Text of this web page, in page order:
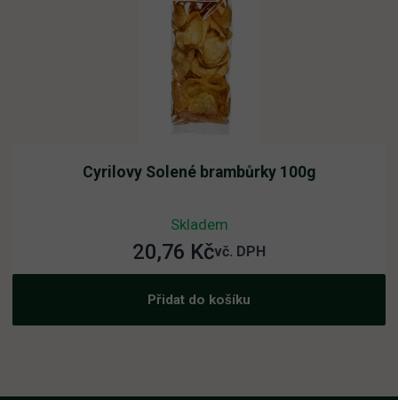
Cyrilovy Solené brambůrky 100g
Skladem
20,76 Kčvč. DPH
Přidat do košíku